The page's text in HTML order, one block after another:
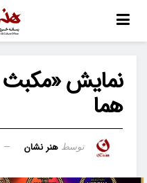
نمایش «مکبث
هما
توسط هنر نشان